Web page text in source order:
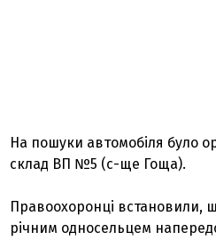
На пошуки автомобіля було
склад ВП №5 (с-ще Гоща).
Правоохоронці встановили,
річним односельцем